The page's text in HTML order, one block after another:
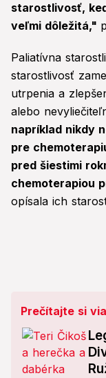
starostlivosť,
veľmi dôležitá,"
Paliatívna
starostlivosť
utrpenia a
alebo
napríklad nikdy
pre
pred šiestimi
chemoterapiou
opísala ich
Prečítajte si